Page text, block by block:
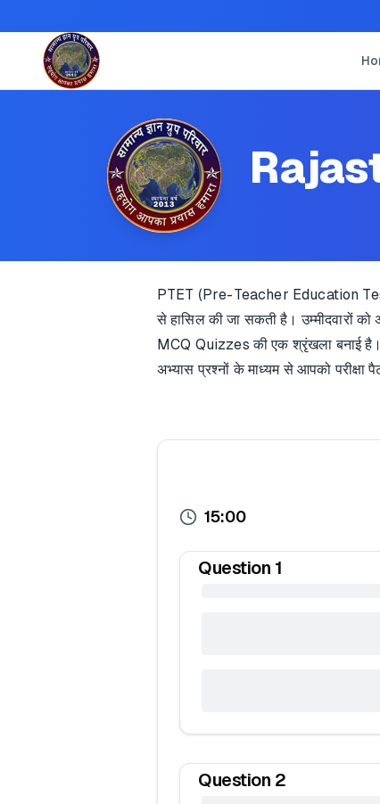
PTET (Pre-Teacher Education Test)
से हासिल की जा सकती है। उम्मीदवारों
MCQ Quizzes की एक श्रृंखला बनाई
अभ्यास प्रश्नों के माध्यम से आपको परीक्षा
15:00
Question 1
Question 2